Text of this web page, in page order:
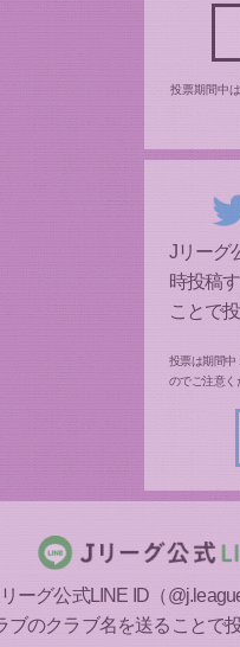
投票期間中
Jリーグ
時投稿
ことで
投票は期間中
のでご注意く
ーグ公式LINE ID（
ブのクラブ名を送ることで